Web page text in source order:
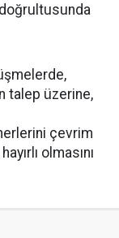
talep üzerine,
çevrim
olmasını